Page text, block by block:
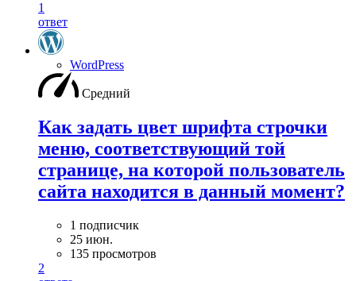
1
ответ
WordPress
Средний
Как задать цвет шрифта строчки
меню, соответствующий той
странице, на которой пользователь
сайта находится в данный момент?
1 подписчик
25 июн.
135 просмотров
2